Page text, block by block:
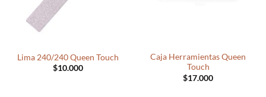
Lima 240/240 Queen Touch
$10.000
Caja Herramientas Queen
Touch
$17.000